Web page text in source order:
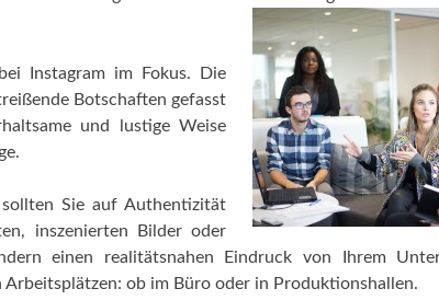
Instagram im Fokus. Die
Botschaften gefasst
und lustige Weise
Sie auf Authentizität
inszenierten Bilder oder
einen realitätsnahen Eindruck von Ihrem
ob im Büro oder in Produktionshallen.